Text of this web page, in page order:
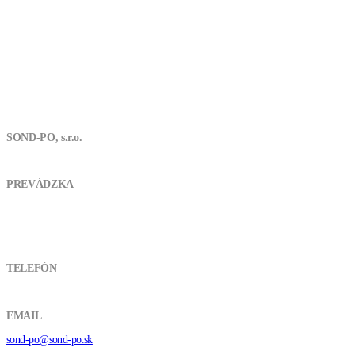
SOND-PO, s.r.o.
PREVÁDZKA
TELEFÓN
EMAIL
sond-po@sond-po.sk